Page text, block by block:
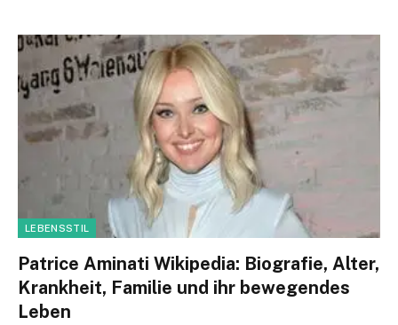
LEBENSSTIL
Patrice Aminati Wikipedia: Biografie, Alter,
Krankheit, Familie und ihr bewegendes
Leben